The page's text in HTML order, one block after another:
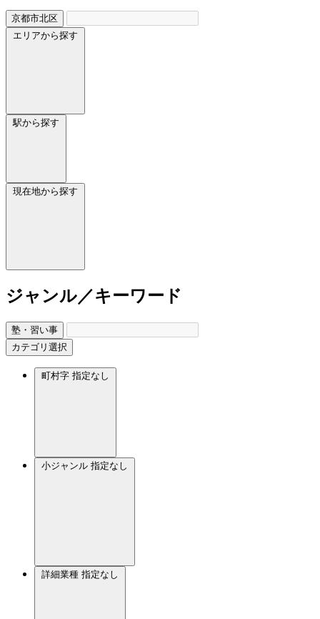
京都市北区
エリアから探す
駅から探す
現在地から探す
ジャンル／キーワード
塾・習い事
カテゴリ選択
町村字 指定なし
小ジャンル 指定なし
詳細業種 指定なし